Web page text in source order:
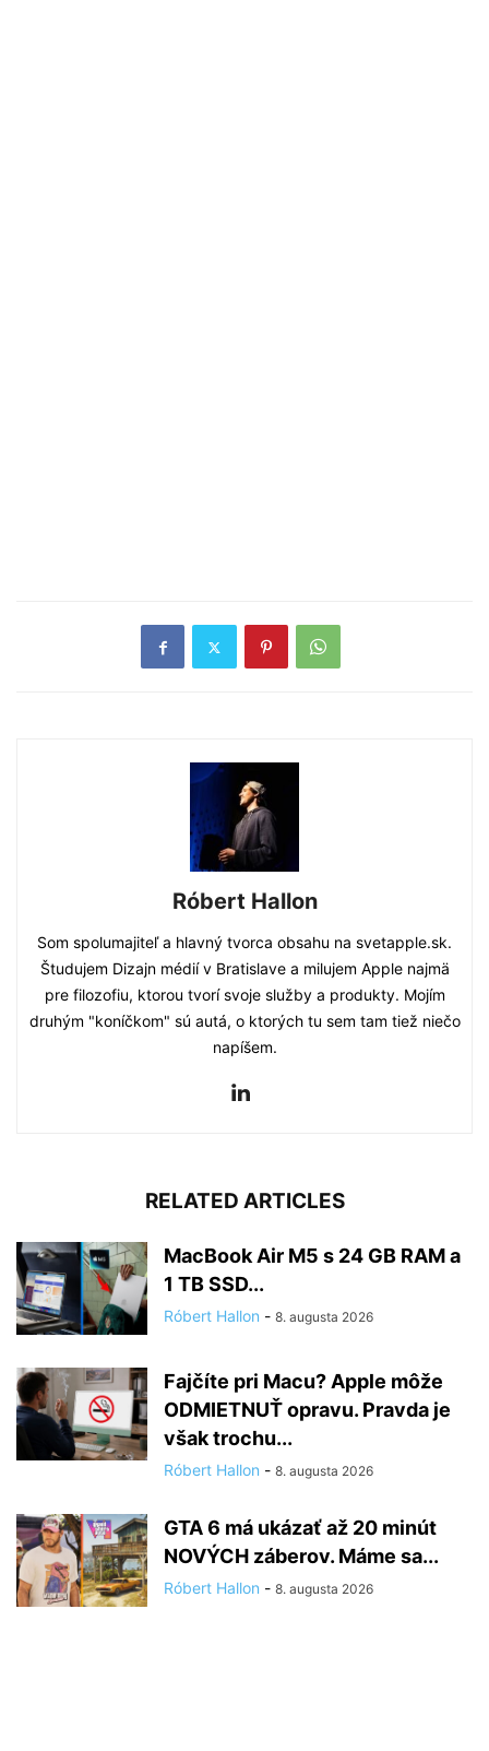
Róbert Hallon
Som spolumajiteľ a hlavný tvorca obsahu na svetapple.sk.
Študujem Dizajn médií v Bratislave a milujem Apple najmä
pre filozofiu, ktorou tvorí svoje služby a produkty. Mojím
druhým "koníčkom" sú autá, o ktorých tu sem tam tiež niečo
napíšem.
RELATED ARTICLES
MacBook Air M5 s 24 GB RAM a
1 TB SSD...
Róbert Hallon - 8. augusta 2026
Fajčíte pri Macu? Apple môže
ODMIETNUŤ opravu. Pravda je
však trochu...
Róbert Hallon - 8. augusta 2026
GTA 6 má ukázať až 20 minút
NOVÝCH záberov. Máme sa...
Róbert Hallon - 8. augusta 2026